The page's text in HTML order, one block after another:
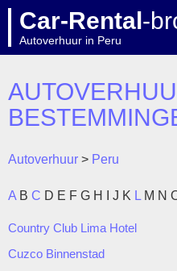
Car-Rental-
Autoverhuur in Peru
Autoverhuur > Peru
A B C D E F G H J K L M N
Country Club Lima Hotel
Cuzco Binnenstad